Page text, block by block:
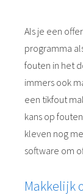
Als je een
programma
fouten in het
immers ook
een tikfout
kans op
kleven nog
software om
Makkelijk